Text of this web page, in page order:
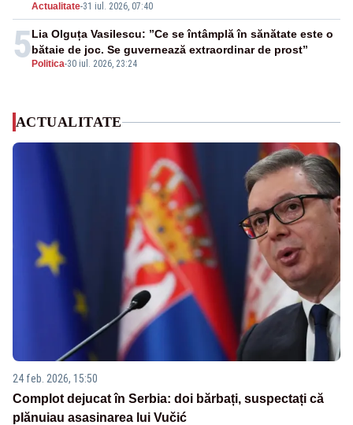
Actualitate-31 iul. 2026, 07:40
5 Politica-30 iul. 2026, 23:24
Lia Olguța Vasilescu: ”Ce se întâmplă în sănătate este o
bătaie de joc. Se guvernează extraordinar de prost”
ACTUALITATE
24 feb. 2026, 15:50
Complot dejucat în Serbia: doi bărbați, suspectați că
plănuiau asasinarea lui Vučić